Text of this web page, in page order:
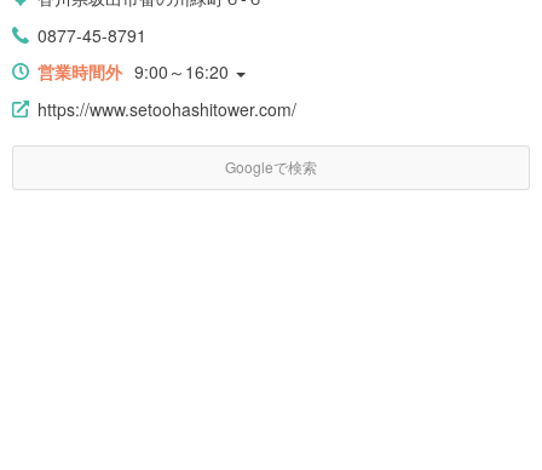
0877-45-8791
営業時間外 9:00～16:20
https://www.setoohashitower.com/
Googleで検索